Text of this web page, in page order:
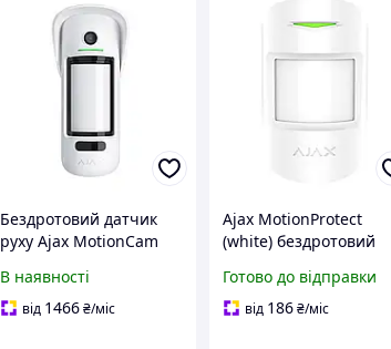
Бездротовий датчик
руху Ajax MotionCam
(26074.84.WH1)
В наявності
від 1466₴/міс
Ajax MotionProtect
(white) бездротовий
Готово до відправки
від 186₴/міс